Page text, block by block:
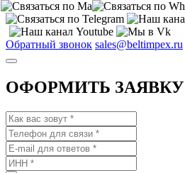
Обратный звонок sales@beltimpex.ru
ОФОРМИТЬ ЗАЯВКУ